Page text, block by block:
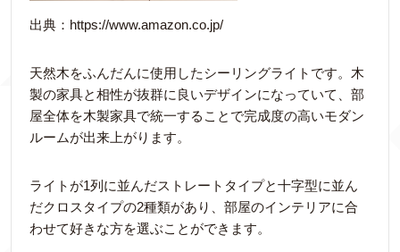
出典：https://www.amazon.co.jp/
天然木をふんだんに使用したシーリングライトです。木
製の家具と相性が抜群に良いデザインになっていて、部
屋全体を木製家具で統一することで完成度の高いモダン
ルームが出来上がります。
ライトが1列に並んだストレートタイプと十字型に並ん
だクロスタイプの2種類があり、部屋のインテリアに合
わせて好きな方を選ぶことができます。